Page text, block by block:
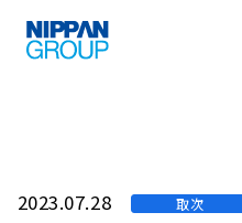
2023.07.28 取次